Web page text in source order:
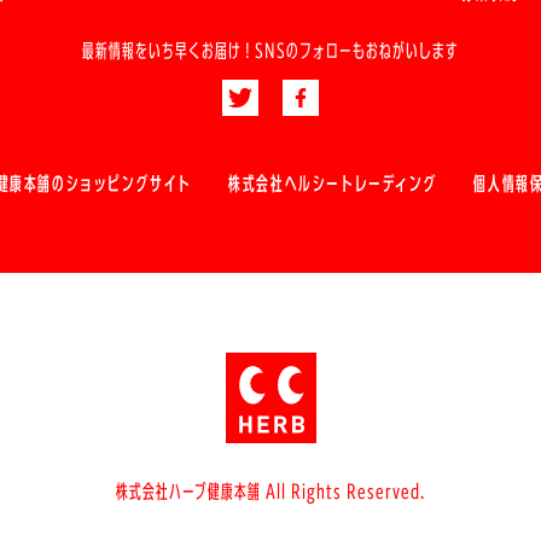
最新情報をいち早くお届け！ SNSのフォローもおねがいします
康本舗のショッピングサイト 株式会社ヘルシートレーディング 個人情報
株式会社ハーブ健康本舗 All Rights Reserved.